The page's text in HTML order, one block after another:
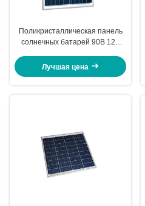
Поликристаллическая панель
солнечных батарей 90В 12В
и другого транспорта форм
Лучшая цена